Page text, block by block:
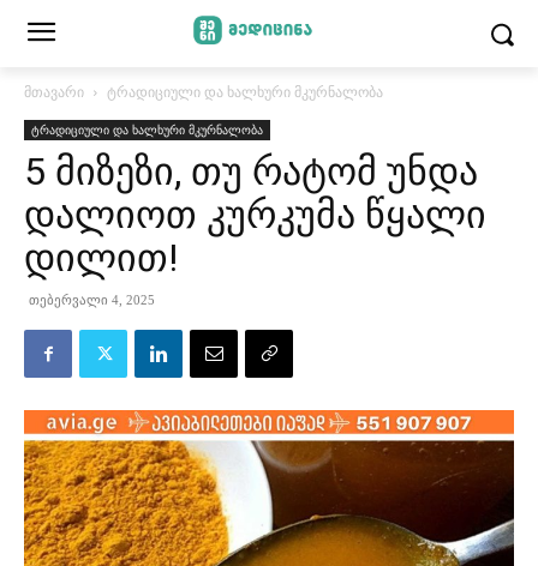
მთავარი ტრადიციული და ხალხური მკურნალობა
ტრადიციული და ხალხური მკურნალობა
5 მიზეზი, თუ რატომ უნდა
დალიოთ კურკუმა წყალი
დილით!
თებერვალი 4, 2025